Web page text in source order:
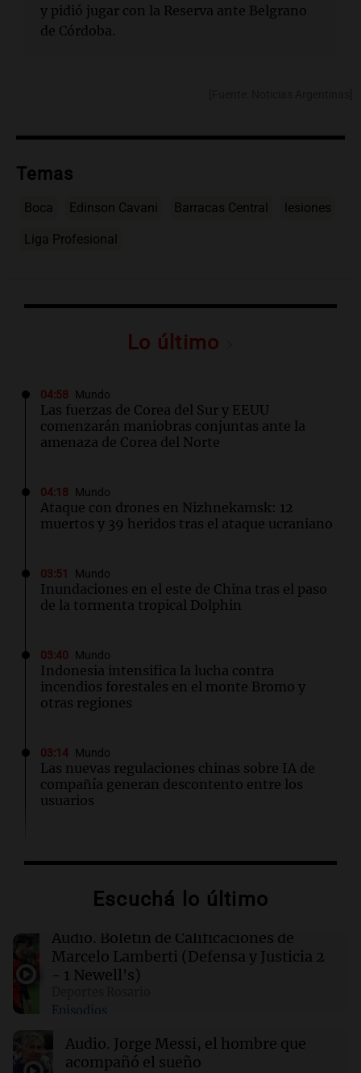
y pidió jugar con la Reserva ante Belgrano
de Córdoba.
Temas
Boca Edinson Cavani Barracas Central lesiones
Liga Profesional
Lo último
04:58 Mundo
Las fuerzas de Corea del Sur y EEUU
comenzarán maniobras conjuntas ante la
amenaza de Corea del Norte
04:18 Mundo
Ataque con drones en Nizhnekamsk: 12
muertos y 39 heridos tras el ataque ucraniano
03:51 Mundo
Inundaciones en el este de China tras el paso
de la tormenta tropical Dolphin
03:40 Mundo
Indonesia intensifica la lucha contra
incendios forestales en el monte Bromo y
otras regiones
03:14 Mundo
Las nuevas regulaciones chinas sobre IA de
compañía generan descontento entre los
usuarios
Congreso de EEUU investiga la deportación de
02:03 Tecnología
King's Cross: De barrio marginal a centro
neurálgico de la inteligencia artificial
01:31 Ciencia
salud entre vino, cerveza y licores
Escuchá lo último
Audio. Boletín de Calificaciones de
Marcelo Lamberti (Defensa y Justicia 2
- 1 Newell's)
Episodios
Audio. Jorge Messi, el hombre que
acompañó el sueño